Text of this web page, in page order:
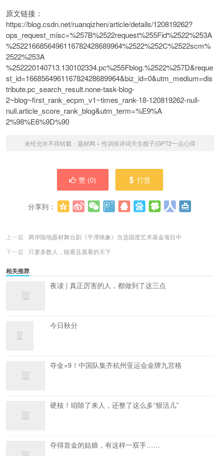
原文链接：
https://blog.csdn.net/ruanqizhen/article/details/120819262?
ops_request_misc=%257B%2522request%255Fid%2522%253A
%2522166856496116782428689964%2522%252C%2522scm%
2522%253A
%252220140713.130102334.pc%255Fblog.%2522%257D&reque
st_id=166856496116782428689964&biz_id=0&utm_medium=dis
tribute.pc_search_result.none-task-blog-
2~blog~first_rank_ecpm_v1~times_rank-18-120819262-null-
null.article_score_rank_blog&utm_term=%E9%A
2%98%E6%9D%90
未经允许不得转载： 题材网 » 性训练诗词天生模子(GPT2一点心得
赞 (0) 打赏
分享到：
上一篇
两岸陆地题材舞台剧《平潭映象》当选国度艺术基金项目中
下一篇
只要多数人，能看且愿看的天下
相关推荐
夜读 | 真正厉害的人，都做到了这三点
今日秋分
夺金×9！中国队集齐杭州亚运会金牌九宫格
硬核！咱除了来人，还整了这么多“狠活儿”
夺得首金的姑娘，有这样一双手……